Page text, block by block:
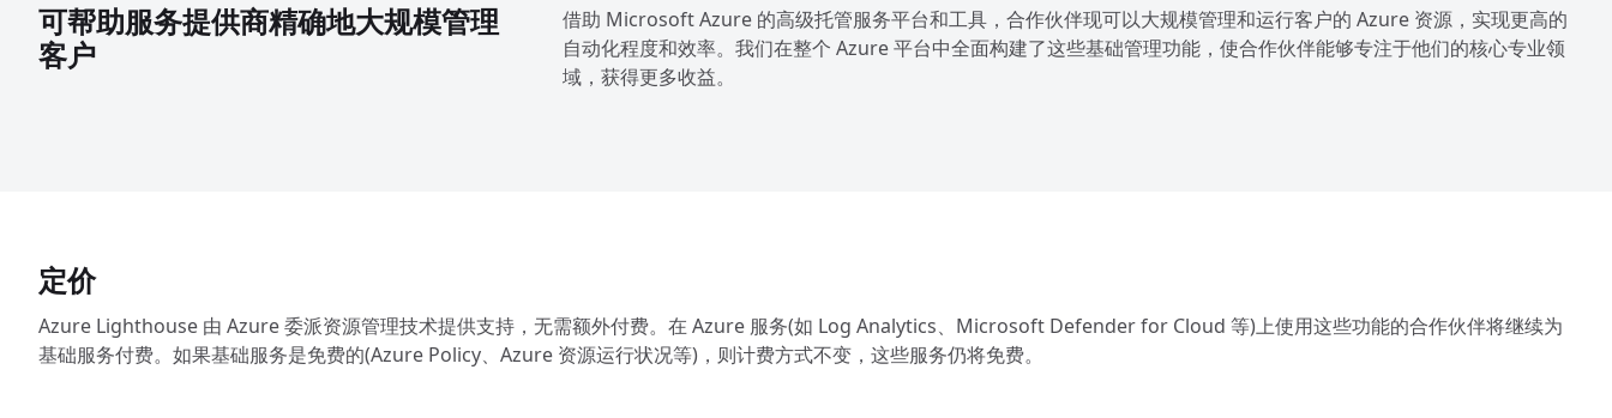
可帮助服务提供商精确地大规模管理
客户
借助 Microsoft Azure 的高级托管服务平台和工具，合作伙伴现可以大规模管理和运行客户的 Azure 资源，实现更高的
自动化程度和效率。我们在整个 Azure 平台中全面构建了这些基础管理功能，使合作伙伴能够专注于他们的核心专业领
域，获得更多收益。
定价
Azure Lighthouse 由 Azure 委派资源管理技术提供支持，无需额外付费。在 Azure 服务(如 Log Analytics、Microsoft Defender for Cloud 等)上使用这些功能的合作伙伴将继续为
基础服务付费。如果基础服务是免费的(Azure Policy、Azure 资源运行状况等)，则计费方式不变，这些服务仍将免费。